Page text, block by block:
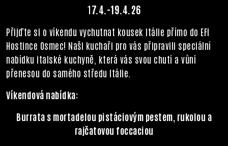
17.4.-19.4.26
Přijďte si o víkendu vychutnat kousek Itálie přímo do EFI
Hostince Osmec! Naši kuchaři pro vás připravili speciální
nabídku italské kuchyně, která vás svou chutí a vůní
přenesou do samého středu Itálie.
Víkendová nabídka:
Burrata s mortadelou pistáciovým pestem, rukolou a
rajčatovou foccaciou